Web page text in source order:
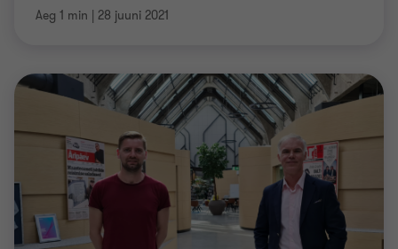
Aeg 1 min | 28 juuni 2021